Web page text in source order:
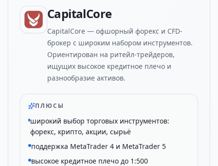
CapitalCore
CapitalCore — офшорный форекс и CFD-
брокер с широким набором инструментов.
Ориентирован на ритейл-трейдеров,
ищущих высокое кредитное плечо и
разнообразие активов.
ПЛЮСЫ
широкий выбор торговых инструментов:
форекс, крипто, акции, сырьё
поддержка MetaTrader 4 и MetaTrader 5
высокое кредитное плечо до 1:500